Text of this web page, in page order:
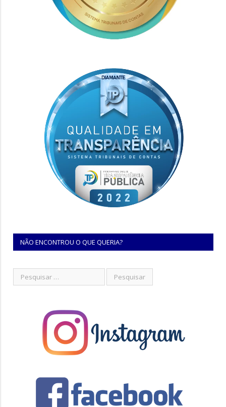
NÃO ENCONTROU O QUE QUERIA?